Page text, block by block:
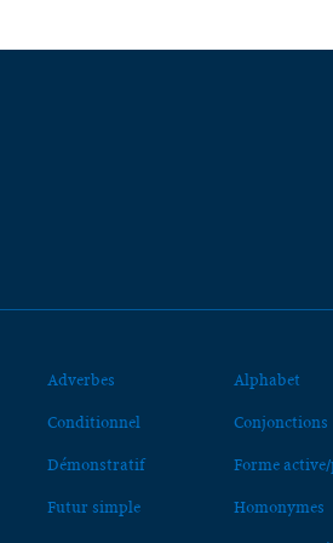
Adverbes Alphabet
Conditionnel Conjonctions
Démonstratif Forme
Futur simple Homonymes